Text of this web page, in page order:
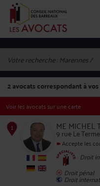
Votre recherche :Marennes
2avocats correspondant à
Voir les avocats sur une carte
ME MICHEL
9 rue Le
Accepte les
Droit
Droit pénal
Droit